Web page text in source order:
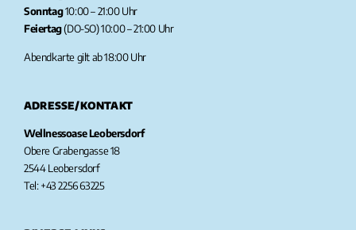
Sonntag10:00 – 21:00 Uhr
Feiertag(DO-SO) 10:00 – 21:00 Uhr
Abendkarte gilt ab 18:00 Uhr
ADRESSE/KONTAKT
Wellnessoase Leobersdorf
Obere Grabengasse 18
2544 Leobersdorf
Tel: +43 2256 63225